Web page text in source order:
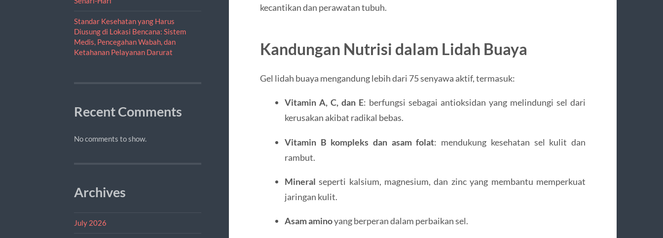
Standar Kesehatan yang Harus
Diusung di Lokasi Bencana: Sistem
Medis, Pencegahan Wabah, dan
Ketahanan Pelayanan Darurat
Recent Comments
No comments to show.
Archives
July 2026
kecantikan dan perawatan tubuh.
Kandungan Nutrisi dalam Lidah Buaya
Gel lidah buaya mengandung lebih dari 75 senyawa aktif, termasuk:
Vitamin A, C, dan E: berfungsi sebagai antioksidan yang melindungi sel dari
kerusakan akibat radikal bebas.
Vitamin B kompleks dan asam folat: mendukung kesehatan sel kulit dan
rambut.
Mineral seperti kalsium, magnesium, dan zinc yang membantu memperkuat
jaringan kulit.
Asam aminoyang berperan dalam perbaikan sel.